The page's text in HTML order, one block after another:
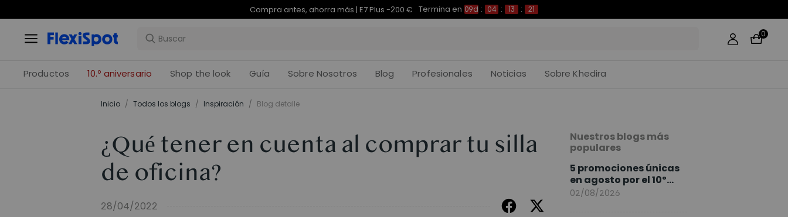
Compra antes, ahorra más | E7 Plus -200 € Termina en 09d : 04 : 13 : 20
0
Productos 10.º aniversario Shop the look Guía Sobre Nosotros Blog Profesionales Noticias Sobre Khedira
Inicio / Todos los blogs / Inspiración / Blog detalle
¿Qué tener en cuenta al comprar tu silla
de oficina?
28/04/2022
Nuestros blogs más
populares
5 promociones únicas
en agosto por el 10º
Aniversario de
02/08/2026